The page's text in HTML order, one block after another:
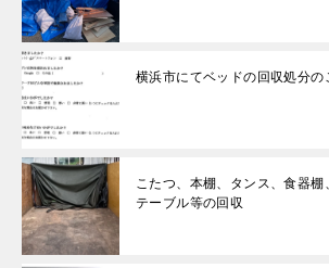
横浜市にてベッドの回収処分
こたつ、本棚、タンス、食器棚
テーブル等の回収